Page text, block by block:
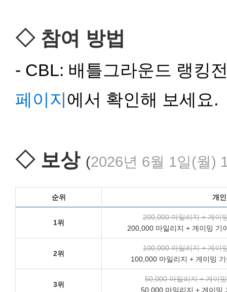
◇ 참여 방법
- CBL: 배틀그라운드 랭킹
페이지에서 확인해 보세요.
◇ 보상 (2026년 6월 1일(월)
순위 개
1위
200,000 마일리지 + 게이
200,000 마일리지 + 게이밍 기
2위
100,000 마일리지 + 게이
100,000 마일리지 + 게이밍
3위
50,000 마일리지 + 게이
50,000 마일리지 + 게이밍